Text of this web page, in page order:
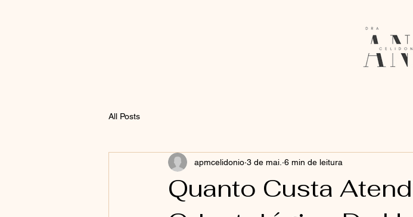
All Posts
Quanto Custa
apmcelidonio 3 de mai. 6 min de leitura